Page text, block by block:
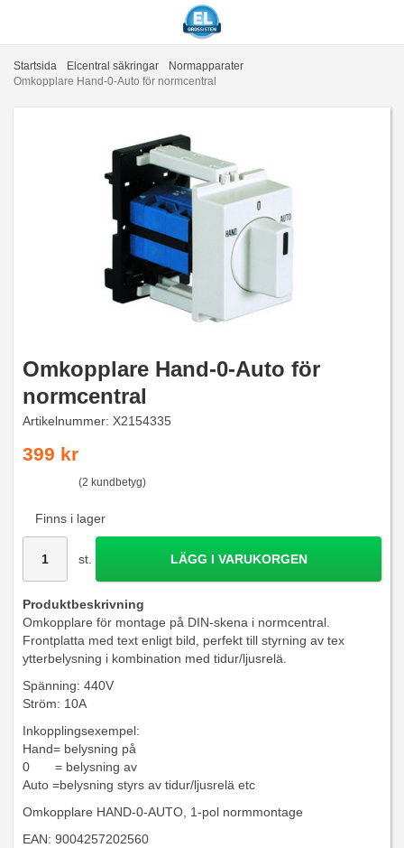
Startsida Elcentral säkringar
Normapparater
Omkopplare Hand-0-Auto för normcentral
Omkopplare Hand-0-Auto för
normcentral
Artikelnummer: X2154335
399 kr
(2 kundbetyg)
Finns i lager
st. LÄGG I VARUKORGEN
Produktbeskrivning
Omkopplare för montage på DIN-skena i normcentral.
Frontplatta med text enligt bild, perfekt till styrning av tex
ytterbelysning i kombination med tidur/ljusrelä.
Spänning: 440V
Ström: 10A
Inkopplingsexempel:
Hand= belysning på
0 = belysning av
Auto =belysning styrs av tidur/ljusrelä etc
Omkopplare HAND-0-AUTO, 1-pol normmontage
EAN: 9004257202560